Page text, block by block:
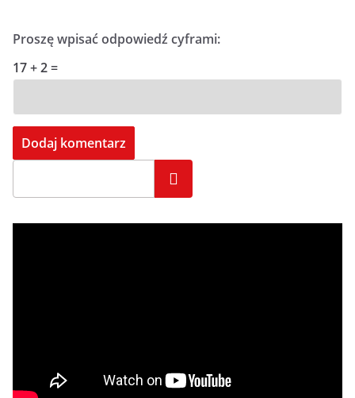
Proszę wpisać odpowiedź cyframi:
17 + 2 =
Szukaj